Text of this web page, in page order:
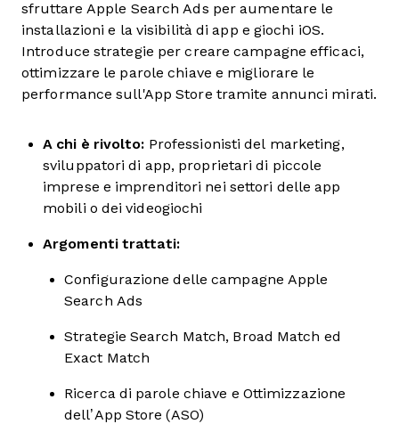
sfruttare Apple Search Ads per aumentare le
installazioni e la visibilità di app e giochi iOS.
Introduce strategie per creare campagne efficaci,
ottimizzare le parole chiave e migliorare le
performance sull'App Store tramite annunci mirati.
A chi è rivolto: Professionisti del marketing,
sviluppatori di app, proprietari di piccole
imprese e imprenditori nei settori delle app
mobili o dei videogiochi
Argomenti trattati:
Configurazione delle campagne Apple
Search Ads
Strategie Search Match, Broad Match ed
Exact Match
Ricerca di parole chiave e Ottimizzazione
dell’App Store (ASO)